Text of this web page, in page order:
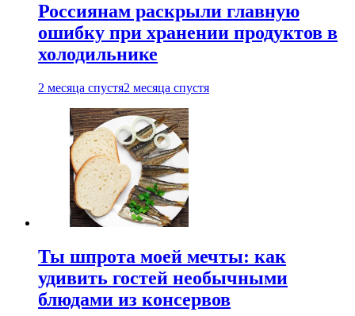
Россиянам раскрыли главную
ошибку при хранении продуктов в
холодильнике
2 месяца спустя2 месяца спустя
Ты шпрота моей мечты: как
удивить гостей необычными
блюдами из консервов